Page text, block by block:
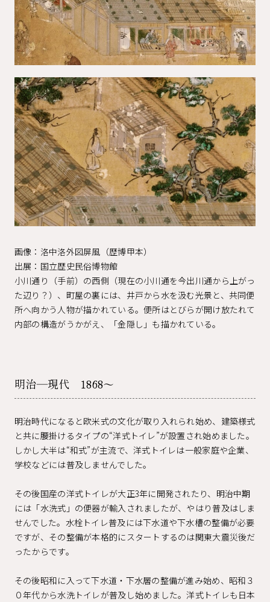
画像：洛中洛外図屏風（歴博甲本）
出展：国立歴史民俗博物館
小川通り（手前）の西側（現在の小川通を今出川通から上がっ
た辺り？）、町屋の裏には、井戸から水を汲む光景と、共同便
所へ向かう人物が描かれている。便所はとびらが開け放たれて
内部の構造がうかがえ、「金隠し」も描かれている。
明治―現代 1868～
明治時代になると欧米式の文化が取り入れられ始め、建築様式
と共に腰掛けるタイプの“洋式トイレ”が設置され始めました。
しかし大半は“和式”が主流で、洋式トイレは一般家庭や企業、
学校などには普及しませんでした。
その後国産の洋式トイレが大正3年に開発されたり、明治中期
には「水洗式」の便器が輸入されましたが、やはり普及はしま
せんでした。水栓トイレ普及には下水道や下水槽の整備が必要
ですが、その整備が本格的にスタートするのは関東大震災後だ
ったからです。
その後昭和に入って下水道・下水層の整備が進み始め、昭和３
０年代から水洗トイレが普及し始めました。洋式トイレも日本